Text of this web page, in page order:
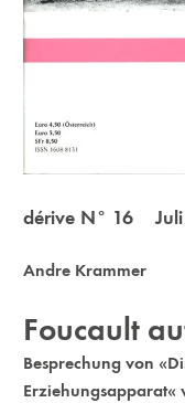
dérive N° 16 Juli
Andre Krammer
Foucault
Besprechung von
Erziehungsapparat«